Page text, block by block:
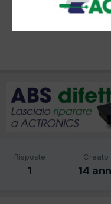
E qui ci abbottano con
Risposte
1
Creato
14